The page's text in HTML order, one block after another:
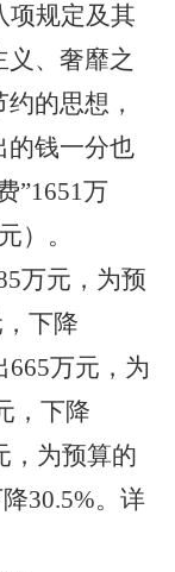
项规定及其
、奢靡之
的思想，
的钱一分也
”1651万
）。
万元， 为预
下降
665万元， 为
，下降
为预算的
30.5%。 详